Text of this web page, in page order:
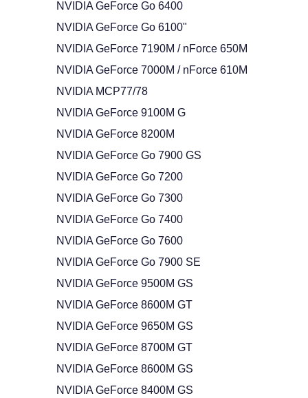
NVIDIA GeForce Go 6400
NVIDIA GeForce Go 6100"
NVIDIA GeForce 7190M / nForce 650M
NVIDIA GeForce 7000M / nForce 610M
NVIDIA MCP77/78
NVIDIA GeForce 9100M G
NVIDIA GeForce 8200M
NVIDIA GeForce Go 7900 GS
NVIDIA GeForce Go 7200
NVIDIA GeForce Go 7300
NVIDIA GeForce Go 7400
NVIDIA GeForce Go 7600
NVIDIA GeForce Go 7900 SE
NVIDIA GeForce 9500M GS
NVIDIA GeForce 8600M GT
NVIDIA GeForce 9650M GS
NVIDIA GeForce 8700M GT
NVIDIA GeForce 8600M GS
NVIDIA GeForce 8400M GS